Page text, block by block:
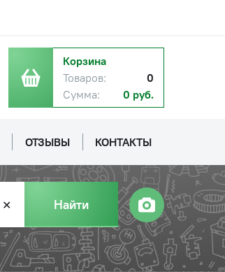
Корзина
Товаров:
0
Сумма:
0 руб.
ОТЗЫВЫ КОНТАКТЫ
✕ Найти